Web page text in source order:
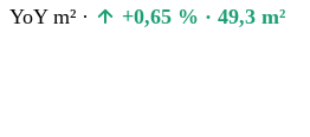
YoY m² · +0,65 % · 49,3 m²